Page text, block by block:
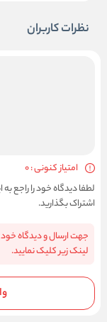
نظرات کاربران
امتیاز کنونی : 0
لطفا دیدگاه خود را راجع به
اشتراک بگذارید.
جهت ارسال و دیدگاه خود
لینک زیر کلیک نمایید.